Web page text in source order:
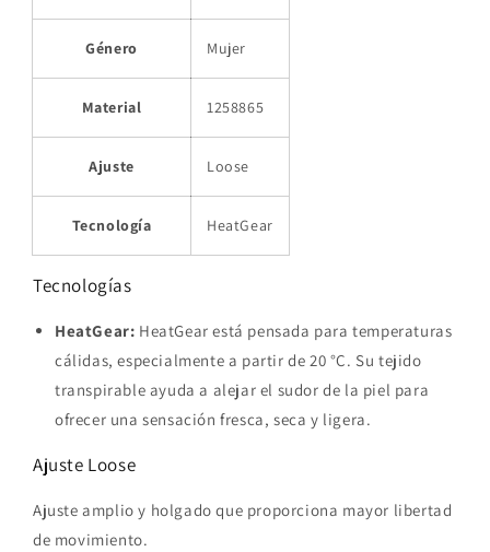
Género Mujer
Material 1258865
Ajuste Loose
Tecnología HeatGear
Tecnologías
HeatGear: HeatGear está pensada para temperaturas
cálidas, especialmente a partir de 20 °C. Su tejido
transpirable ayuda a alejar el sudor de la piel para
ofrecer una sensación fresca, seca y ligera.
Ajuste Loose
Ajuste amplio y holgado que proporciona mayor libertad
de movimiento.